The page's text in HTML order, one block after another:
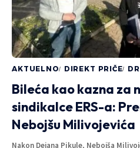
AKTUELNO DIREKT PRIČE
Bileća kao kazna za
sindikalce ERS-a:
Nebojšu Milivojevića
Nakon Dejana Pikule, Nebojša